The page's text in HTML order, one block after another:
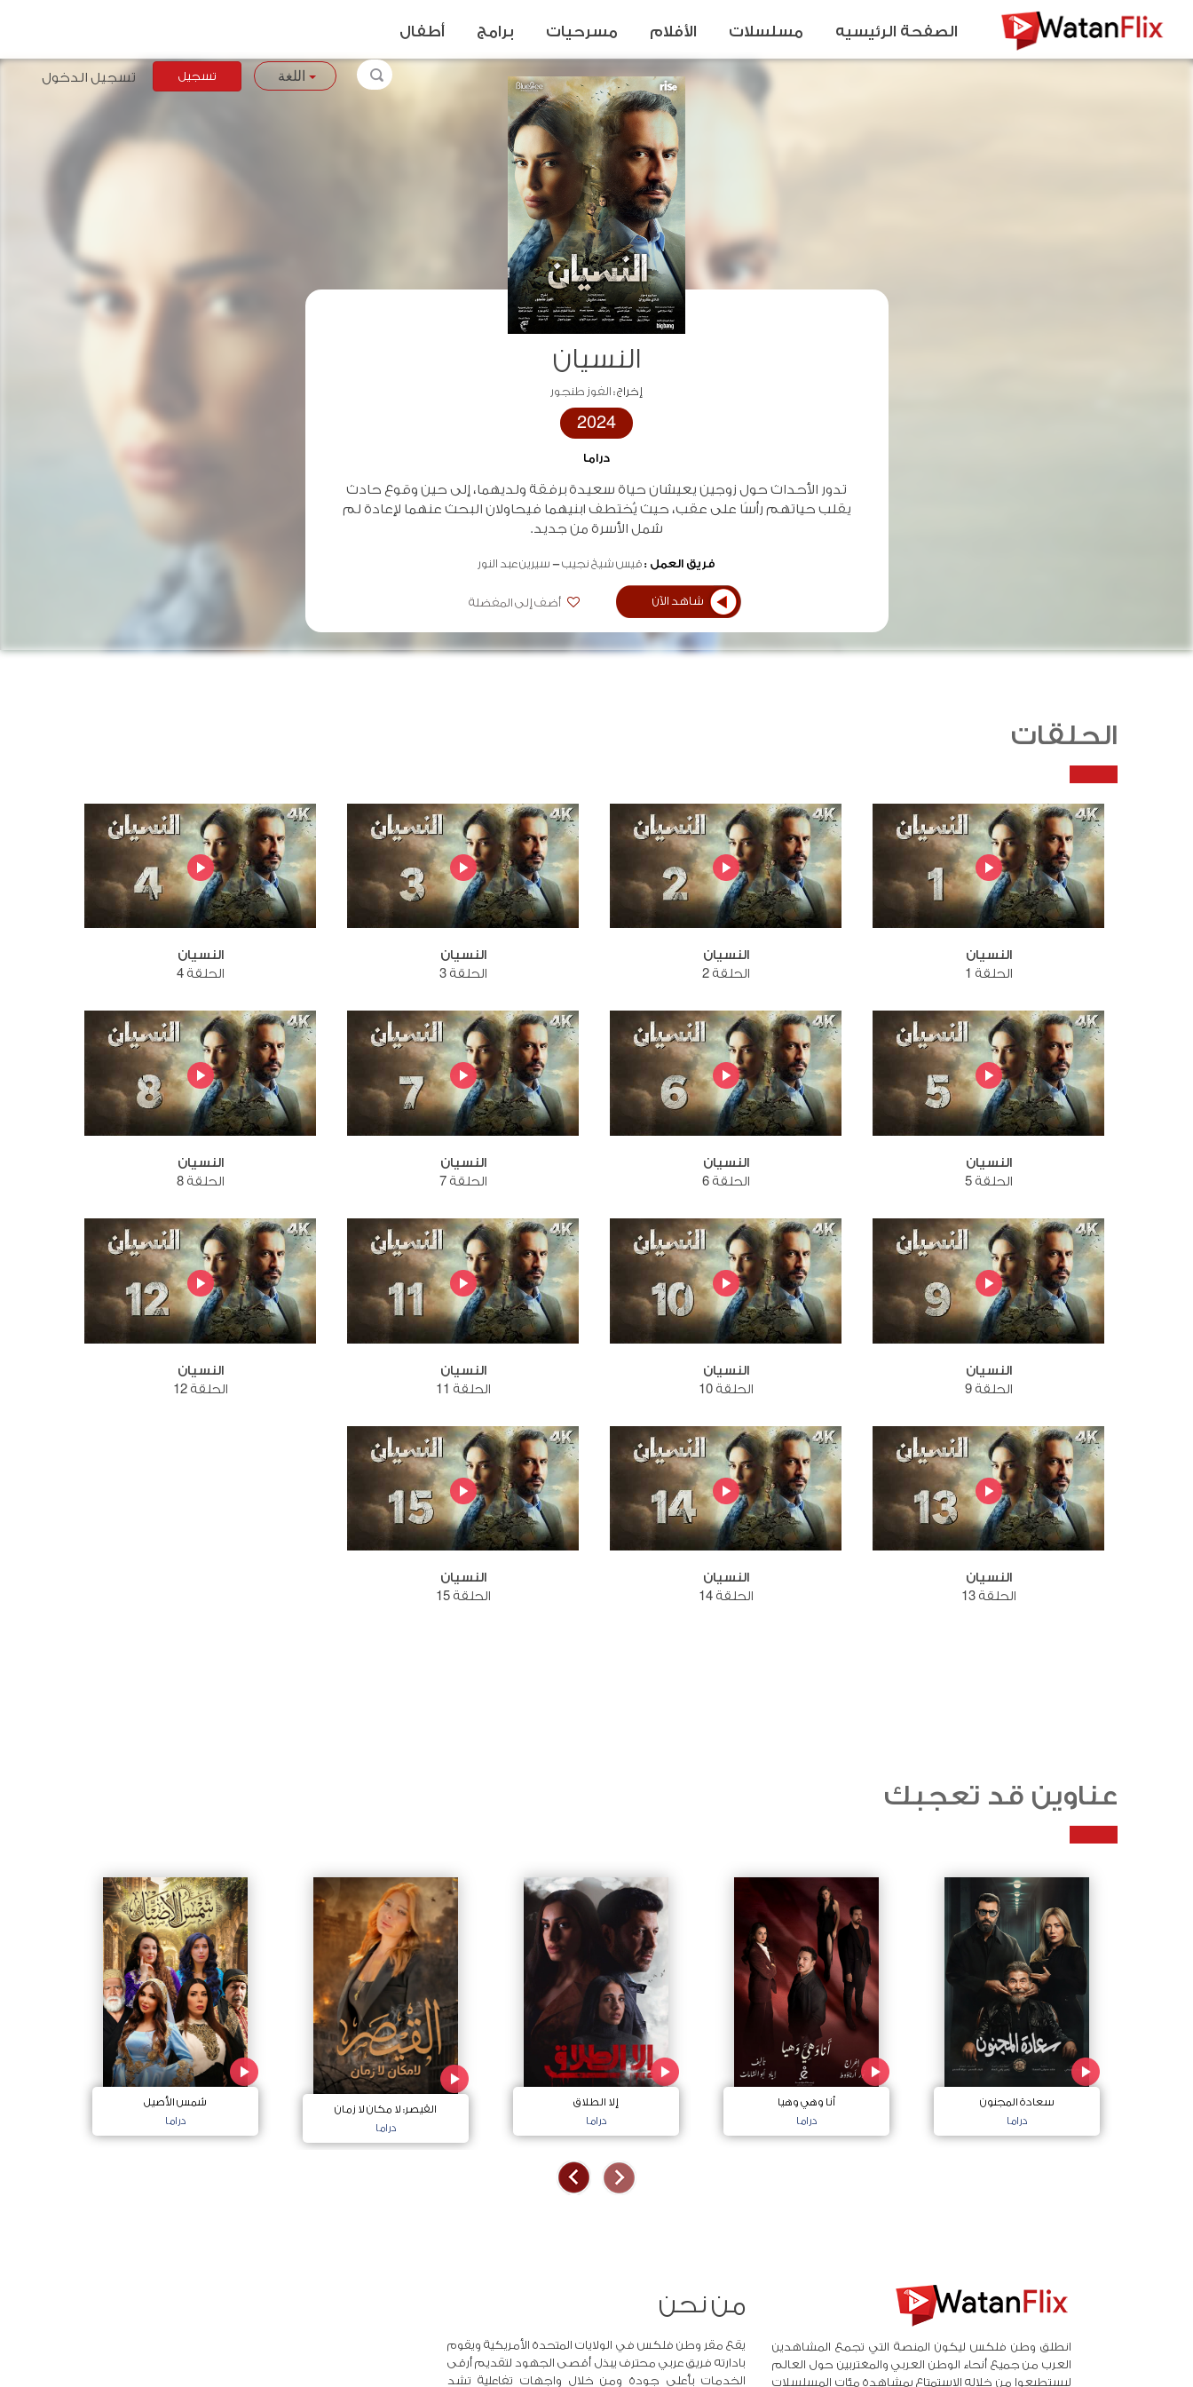
النسيان
إخراج :الفوز طنجور
2024
دراما
تدور الأحداث حول زوجين يعيشان حياة سعيدة برفقة ولديهما، إلى حين وقوع حادث
يقلب حياتهم رأسًا على عقب، حيث يُختطف ابنيهما فيحاولان البحث عنهما لإعادة لم
شمل الأسرة من جديد.
فريق العمل :قيس شيخ نجيب سيرين عبد النور
شاهد الآن أضف إلى المفضلة
الحلقات
النسيان
الحلقة 1
النسيان
الحلقة 2
النسيان
الحلقة 3
النسيان
الحلقة 4
النسيان
الحلقة 5
النسيان
الحلقة 6
النسيان
الحلقة 7
النسيان
الحلقة 8
النسيان
الحلقة 9
النسيان
الحلقة 10
النسيان
الحلقة 11
النسيان
الحلقة 12
النسيان
الحلقة 13
النسيان
الحلقة 14
النسيان
الحلقة 15
عناوين قد تعجبك
سعادة المجنون
دراما
أنا وهي وهيا
دراما
إلا الطلاق
دراما
القيصر: لا مكان لا زمان
دراما
شمس الأصيل
دراما
الصفحة الرئيسيه مسلسلات الأفلام مسرحيات برامج أطفال
اللغة تسجيل تسجيل الدخول
انطلق وطن فلكس ليكون المنصة التي تجمع المشاهدين
العرب من جميع أنحاء الوطن العربي والمغتربين حول العالم
ليستطيعوا من خلاله الاستمتاع بمشاهدة مئات المسلسلات
من نحن
يقع مقر وطن فلكس في الولايات المتحدة الأمريكية ويقوم
بادارته فريق عربي محترف يبذل أقصى الجهود لتقديم أرقى
الخدمات بأعلى جودة ومن خلال واجهات تفاعلية تشد